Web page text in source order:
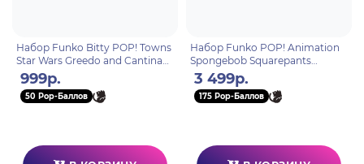
Набор Funko Bitty POP! Towns
Star Wars Greedo and Cantina
92967
999р.
50 Pop-Баллов
Набор Funko POP! Animation
Spongebob Squarepants
Squidward & Sea Bear 2шт
90365
3 499р.
175 Pop-Баллов